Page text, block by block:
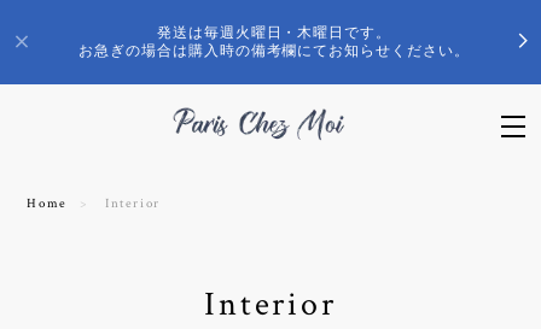
発送は毎週火曜日・木曜日です。
お急ぎの場合は購入時の備考欄にてお知らせください。
Home Interior
Interior